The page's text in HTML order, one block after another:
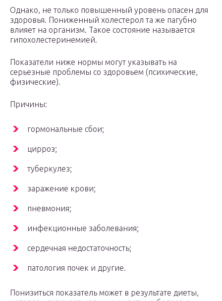
Однако, не только повышенный уровень опасен для
здоровья. Пониженный холестерол та же пагубно
влияет на организм. Такое состояние называется
гипохолестеринемией.
Показатели ниже нормы могут указывать на
серьезные проблемы со здоровьем (психические,
физические).
Причины:
гормональные сбои;
цирроз;
туберкулез;
заражение крови;
пневмония;
инфекционные заболевания;
сердечная недостаточность;
патология почек и другие.
Понизиться показатель может в результате диеты,